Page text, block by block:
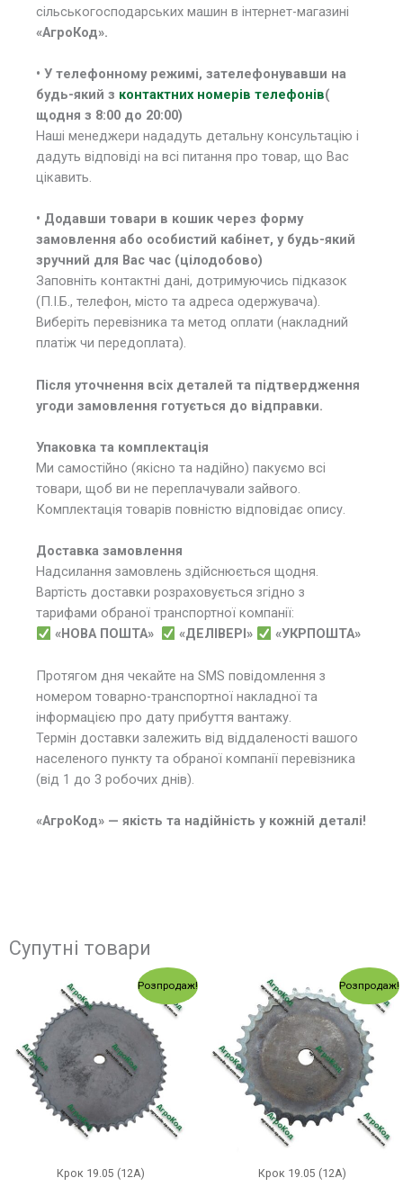
сільськогосподарських машин в інтернет-магазині
«АгроКод».
• У телефонному режимі, зателефонувавши на
будь-який з контактних номерів телефонів(
щодня з 8:00 до 20:00)
Наші менеджери нададуть детальну консультацію і
дадуть відповіді на всі питання про товар, що Вас
цікавить.
• Додавши товари в кошик через форму
замовлення або особистий кабінет, у будь-який
зручний для Вас час (цілодобово)
Заповніть контактні дані, дотримуючись підказок
(П.І.Б., телефон, місто та адреса одержувача).
Виберіть перевізника та метод оплати (накладний
платіж чи передоплата).
Після уточнення всіх деталей та підтвердження
угоди замовлення готується до відправки.
Упаковка та комплектація
Ми самостійно (якісно та надійно) пакуємо всі
товари, щоб ви не переплачували зайвого.
Комплектація товарів повністю відповідає опису.
Доставка замовлення
Надсилання замовлень здійснюється щодня.
Вартість доставки розраховується згідно з
тарифами обраної транспортної компанії:
«НОВА ПОШТА»
«ДЕЛІВЕРІ» «УКРПОШТА»
Протягом дня чекайте на SMS повідомлення з
номером товарно-транспортної накладної та
інформацією про дату прибуття вантажу.
Термін доставки залежить від віддаленості вашого
населеного пункту та обраної компанії перевізника
(від 1 до 3 робочих днів).
«АгроКод» — якість та надійність у кожній деталі!
Супутні товари
Розпродаж!
Крок 19.05 (12А)
Оригінальна
798.00 грн..
Поточна
ціна:
718.00 грн..
Розпродаж!
Крок 19.05 (12А)
Оригінальна
ціна:
369.00 грн..
ціна: